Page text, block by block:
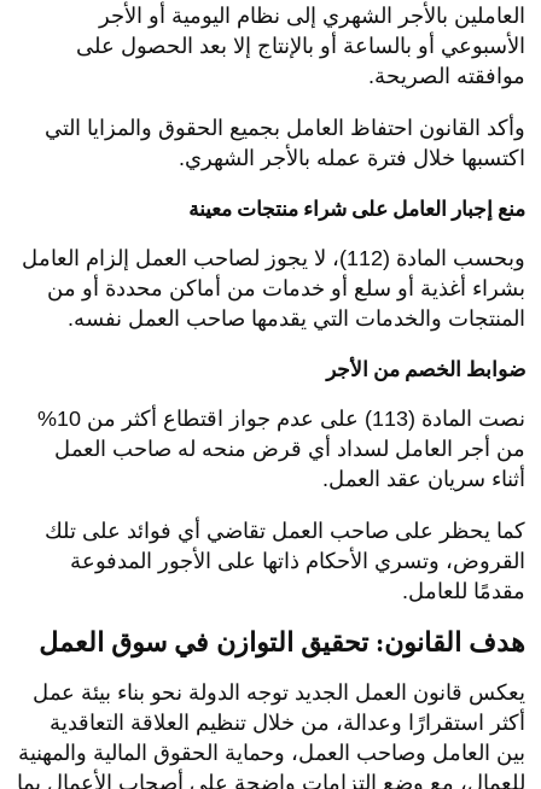
العاملين بالأجر الشهري إلى نظام اليومية أو الأجر
الأسبوعي أو بالساعة أو بالإنتاج إلا بعد الحصول على
موافقته الصريحة.
وأكد القانون احتفاظ العامل بجميع الحقوق والمزايا التي
اكتسبها خلال فترة عمله بالأجر الشهري.
منع إجبار العامل على شراء منتجات معينة
وبحسب المادة (112)، لا يجوز لصاحب العمل إلزام العامل
بشراء أغذية أو سلع أو خدمات من أماكن محددة أو من
المنتجات والخدمات التي يقدمها صاحب العمل نفسه.
ضوابط الخصم من الأجر
نصت المادة (113) على عدم جواز اقتطاع أكثر من 10%
من أجر العامل لسداد أي قرض منحه له صاحب العمل
أثناء سريان عقد العمل.
كما يحظر على صاحب العمل تقاضي أي فوائد على تلك
القروض، وتسري الأحكام ذاتها على الأجور المدفوعة
مقدمًا للعامل.
هدف القانون: تحقيق التوازن في سوق العمل
يعكس قانون العمل الجديد توجه الدولة نحو بناء بيئة عمل
أكثر استقرارًا وعدالة، من خلال تنظيم العلاقة التعاقدية
بين العامل وصاحب العمل، وحماية الحقوق المالية والمهنية
للعمال، مع وضع التزامات واضحة على أصحاب الأعمال بما